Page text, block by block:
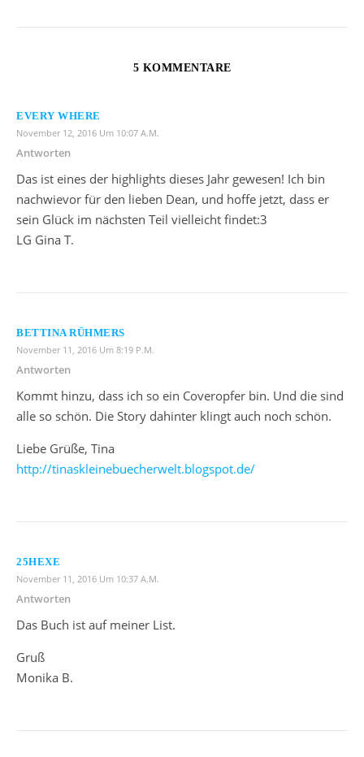
5 KOMMENTARE
EVERY WHERE
November 12, 2016 Um 10:07 A.m.
Antworten
Das ist eines der highlights dieses Jahr gewesen! Ich bin
nachwievor für den lieben Dean, und hoffe jetzt, dass er
sein Glück im nächsten Teil vielleicht findet:3
LG Gina T.
BETTINA RÜHMERS
November 11, 2016 Um 8:19 P.m.
Antworten
Kommt hinzu, dass ich so ein Coveropfer bin. Und die sind
alle so schön. Die Story dahinter klingt auch noch schön.
Liebe Grüße, Tina
http://tinaskleinebuecherwelt.blogspot.de/
25HEXE
November 11, 2016 Um 10:37 A.m.
Antworten
Das Buch ist auf meiner List.
Gruß
Monika B.